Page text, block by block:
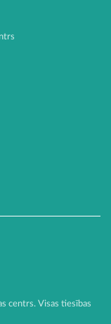
centrs. Visas tiesības